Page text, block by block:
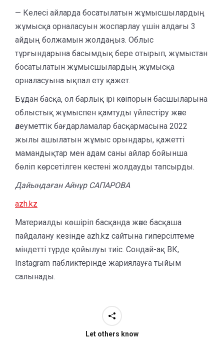
— Келесі айларда босатылатын жұмысшылардың
жұмысқа орналасуын жоспарлау үшін алдағы 3
айдың болжамын жолдаңыз. Облыс
тұрғындарына басымдық бере отырып, жұмыстан
босатылатын жұмысшылардың жұмысқа
орналасуына ықпал ету қажет.
Бұдан басқа, ол барлық ірі кәсіпорын басшыларына
облыстық жұмыспен қамтуды үйлестіру және
әлеуметтік бағдарламалар басқармасына 2022
жылы ашылатын жұмыс орындары, қажетті
мамандықтар мен адам саны айлар бойынша
бөліп көрсетілген кестені жолдауды тапсырды.
Дайындаған Айнұр САПАРОВА
azh.kz
Материалды көшіріп басқанда және басқаша
пайдалану кезінде azh.kz сайтына гиперсілтеме
міндетті түрде қойылуы тиіс. Сондай-ақ ВК,
Instagram пабликтерінде жариялауға тыйым
салынады.
Let others know